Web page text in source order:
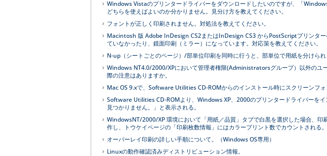
Windows Vistaのプリンタードライバーをダウンロードしたいのですが、「
どちらを使えばよいのか分かりません。見分け方を教えてください。
フォントが正しく印刷されません。対処法を教えてください。
Macintosh 版 Adobe InDesign CS2またはInDesign CS3 からPostScriptプリンタ
ていなかったり、鏡面印刷（ミラー）になっています。対応策を教えてください。
N-up（シートごとのページ）/部単位印刷を同時に行うと、部単位で用紙を分けられ
Windows NT4.0/2000/XPにおいて管理者権限(Administratorsグループ）以外のユ
際の注意はありますか。
Mac OS 9.xで、Software Utilities CD-ROMからのインストール時にスクリーンフォ
Software Utilities CD-ROMより、Windows XP、2000のプリンタードライバーを
見つかりません。」と表示される。
WindowsNT/2000/XP 環境において「用紙／品質」タブで白黒を選択した場合、印
作し、トウケイページの「印刷枚数情報」にはカラープリント数でカウントされる。
オーバーレイ印刷の詳しい手順について。（Windows OS専用）
Linuxの動作確認済みディストリビューション情報。